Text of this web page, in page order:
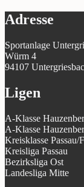
Adresse
Sportanlage
Würm 4
94107
Ligen
A-Klasse
A-Klasse
Kreisklasse Passau/
Kreisliga Passau
Bezirksliga Ost
Landesliga Mitte